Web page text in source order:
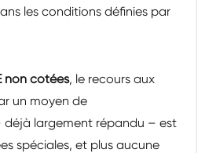
les conditions définies par
non cotées, le recours aux
un moyen de
largement répandu – est
spéciales, et plus aucune